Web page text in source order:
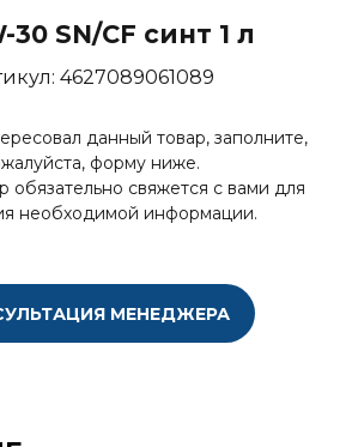
30 SN/CF синт 1 л
4627089061089
данный товар, заполните,
форму ниже.
свяжется с вами для
необходимой информации.
МЕНЕДЖЕРА